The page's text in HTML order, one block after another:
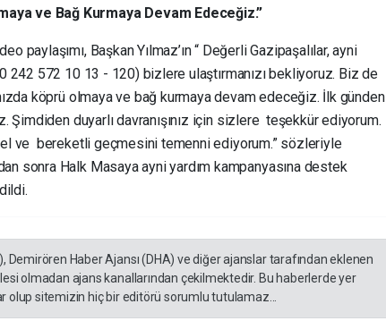
ve Bağ Kurmaya Devam Edeceğiz.”
paylaşımı, Başkan Yılmaz’ın “ Değerli Gazipaşalılar, ayni
(0 242 572 10 13 - 120) bizlere ulaştırmanızı bekliyoruz. Biz de
köprü olmaya ve bağ kurmaya devam edeceğiz. İlk günden
duyarlı davranışınız için sizlere teşekkür ediyorum.
ve bereketli geçmesini temenni ediyorum.” sözleriyle
sonra Halk Masaya ayni yardım kampanyasına destek
Demirören Haber Ajansı (DHA) ve diğer ajanslar tarafından eklenen
olmadan ajans kanallarından çekilmektedir. Bu haberlerde yer
sitemizin hiç bir editörü sorumlu tutulamaz...